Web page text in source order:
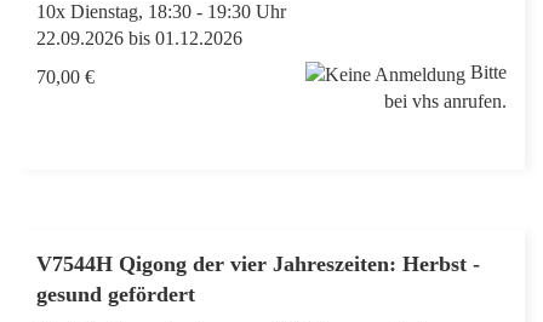
10x Dienstag, 18:30 - 19:30 Uhr
22.09.2026 bis 01.12.2026
70,00 €
Bitte
bei vhs anrufen.
V7544H Qigong der vier Jahreszeiten: Herbst -
gesund gefördert